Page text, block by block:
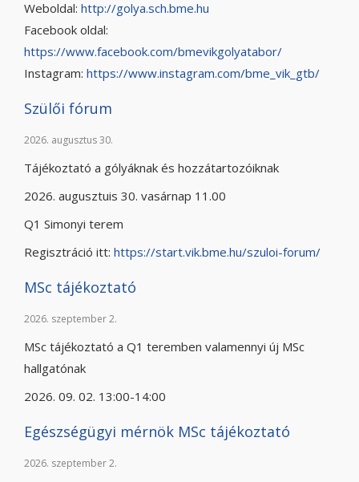
Weboldal: http://golya.sch.bme.hu
Facebook oldal:
https://www.facebook.com/bmevikgolyatabor/
Instagram: https://www.instagram.com/bme_vik_gtb/
Szülői fórum
2026. augusztus 30.
Tájékoztató a gólyáknak és hozzátartozóiknak
2026. augusztuis 30. vasárnap 11.00
Q1 Simonyi terem
Regisztráció itt: https://start.vik.bme.hu/szuloi-forum/
MSc tájékoztató
2026. szeptember 2.
MSc tájékoztató a Q1 teremben valamennyi új MSc
hallgatónak
2026. 09. 02. 13:00-14:00
Egészségügyi mérnök MSc tájékoztató
2026. szeptember 2.